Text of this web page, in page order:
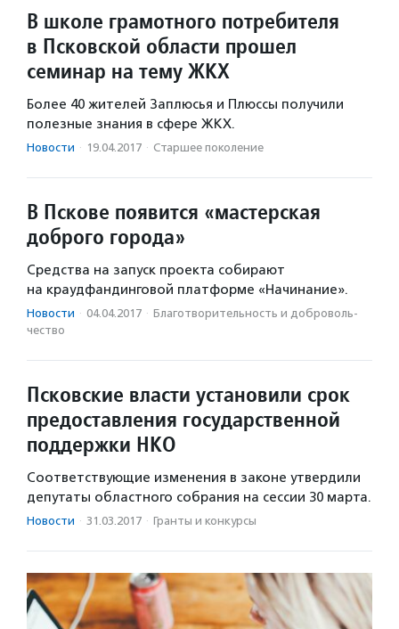
В школе грамотного потребителя
в Псковской области прошел
семинар на тему ЖКХ
Более 40 жителей Заплюсья и Плюссы получили
полезные знания в сфере ЖКХ.
Новости · 19.04.2017 · Старшее поколение
В Пскове появится «мастерская
доброго города»
Средства на запуск проекта собирают
на краудфандинговой платформе «Начинание».
Новости · 04.04.2017 · Благотвори­тель­ность и доброволь­
чест­во
Псковские власти установили срок
предоставления государственной
поддержки НКО
Соответствующие изменения в законе утвердили
депутаты областного собрания на сессии 30 марта.
Новости · 31.03.2017 · Гранты и конкурсы